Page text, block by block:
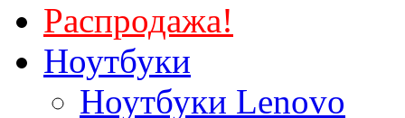
Распродажа!
Ноутбуки
Ноутбуки Lenovo